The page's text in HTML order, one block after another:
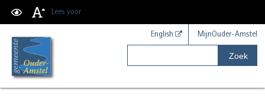
Lees voor
English MijnOuder-Amstel
Zoek